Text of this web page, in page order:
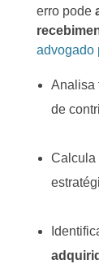
erro pode
advogado
Analisa
de
Calcula